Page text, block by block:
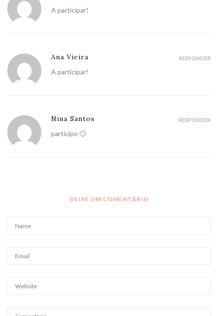
A participar!
Ana Vieira
A participar!
RESPONDER
Nina Santos
participo 🙂
RESPONDER
DEIXE UM COMENTÁRIO